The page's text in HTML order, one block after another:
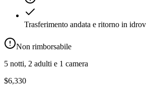
Trasferimento andata e ritorno in
Non rimborsabile
5 notti, 2 adulti e 1 camera
$6,330